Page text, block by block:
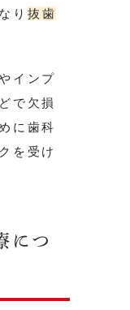
り 抜歯
インプ
で欠損
に歯科
を受け
につ